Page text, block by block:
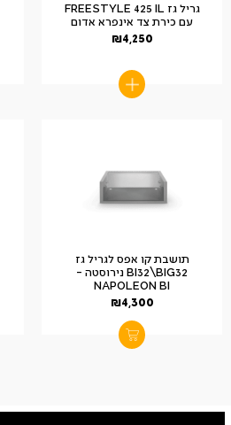
גריל גז FREESTYLE 425 IL
עם כירת צד אינפרא אדום
₪4,250
תושבת קו אפס לגריל גז
BI32\BIG32 נירוסטה –
NAPOLEON BI
₪4,300